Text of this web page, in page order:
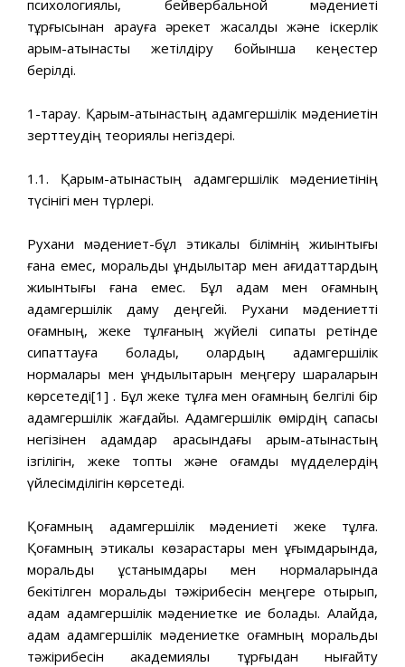
психологиялық, бейвербальной мәдениеті
тұрғысынан қарауға әрекет жасалды және іскерлік
қарым-қатынасты жетілдіру бойынша кеңестер
берілді.
1-тарау. Қарым-қатынастың адамгершілік мәдениетін
зерттеудің теориялық негіздері.
1.1. Қарым-қатынастың адамгершілік мәдениетінің
түсінігі мен түрлері.
Рухани мәдениет-бұл этикалық білімнің жиынтығы
ғана емес, моральдық құндылықтар мен қағидаттардың
жиынтығы ғана емес. Бұл адам мен қоғамның
адамгершілік даму деңгейі. Рухани мәдениетті
қоғамның, жеке тұлғаның жүйелі сипаты ретінде
сипаттауға болады, олардың адамгершілік
нормалары мен құндылықтарын меңгеру шараларын
көрсетеді[1] . Бұл жеке тұлға мен қоғамның белгілі бір
адамгершілік жағдайы. Адамгершілік өмірдің сапасы
негізінен адамдар арасындағы қарым-қатынастың
ізгілігін, жеке топтық және қоғамдық мүдделердің
үйлесімділігін көрсетеді.
Қоғамның адамгершілік мәдениеті жеке тұлға.
Қоғамның этикалық көзқарастары мен ұғымдарында,
моральдық ұстанымдары мен нормаларында
бекітілген моральдық тәжірибесін меңгере отырып,
адам адамгершілік мәдениетке ие болады. Алайда,
адам адамгершілік мәдениетке қоғамның моральдық
тәжірибесін академиялық тұрғыдан нығайту